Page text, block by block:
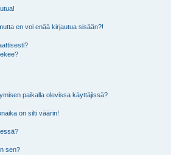
en voi enää kirjautua sisään?!
paikalla olevissa käyttäjissä?
on silti väärin!
sen?